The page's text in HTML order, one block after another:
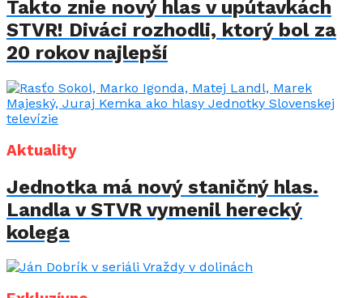
Takto znie nový hlas v upútavkách
STVR! Diváci rozhodli, ktorý bol za
20 rokov najlepší
Aktuality
Jednotka má nový staničný hlas.
Landla v STVR vymenil herecký
kolega